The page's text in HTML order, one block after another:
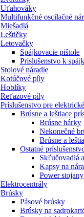
Uťahováky
Multifunkčné oscilačné
Miešadlá
Leštičky
Letovačky
Spájkovacie pištole
Príslušenstvo k
Stolové náradie
Kotúčové píly
Hoblíky
Reťazové píly
Príslušenstvo pre
Brúsne a leštiace
Brúsne hárky
Nekonečné
Brúsne a
Ostatné
Skľučovadlá
Kapsy na
Power stojany
Elektrocentrály
Brúsky
Pásové brúsky
Brúsky na